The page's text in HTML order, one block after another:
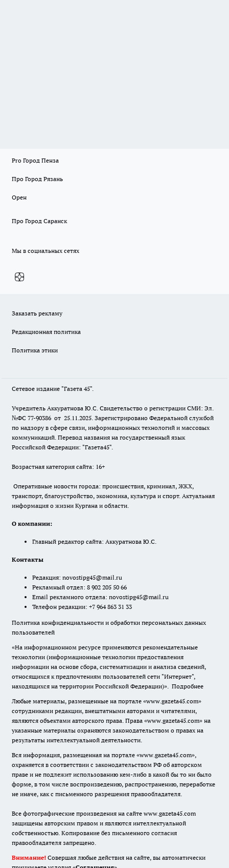
Pro Город Пенза
Про Город Рязань
Орен
Про Город Саранск
Мы в социальных сетях
Заказать рекламу
Редакционная политика
Политика этики
Сетевое издание "Газета 45".
Учредитель Аккуратнова Ю.С. Свидетельство о регистрации СМИ: Эл.
№ФС 77-90386 от 25.11.2025. Зарегистрировано Федеральной службой
по надзору в сфере связи, информационных технологий и массовых
коммуникаций. Перевод названия на государственный язык
Российской Федерации: "Газета45".
Возрастная категория сайта: 16+
Оперативные новости города: происшествия, криминал, ЖКХ,
транспорт, благоустройство, экономика, культура и спорт. Актуальная
информация о жизни Кургана и области.
О компании:
Главный редактор сайта: Аккуратнова Ю.С.
Контакты
Редакция: novostipg45@mail.ru
Рекламный отдел: 8 902 205 50 66
Email рекламного отдела: novostipg45@mail.ru
Телефон редакции: +7 964 863 31 33
Политика конфиденциальности и обработки персональных данных
пользователей
«На информационном ресурсе применяются рекомендательные
технологии (информационные технологии предоставления
информации на основе сбора, систематизации и анализа сведений,
относящихся к предпочтениям пользователей сети "Интернет",
находящихся на территории Российской Федерации)». Подробнее
Любые материалы, размещенные на портале «www.gazeta45.com»
сотрудниками редакции, внештатными авторами и читателями,
являются объектами авторского права. Права «www.gazeta45.com» на
указанные материалы охраняются законодательством о правах на
результаты интеллектуальной деятельности.
Вся информация, размещенная на портале «www.gazeta45.com»,
охраняется в соответствии с законодательством РФ об авторском
праве и не подлежит использованию кем-либо в какой бы то ни было
форме, в том числе воспроизведению, распространению, переработке
не иначе, как с письменного разрешения правообладателя.
Все фотографические произведения на сайте www.gazeta45.com
защищены авторским правом и являются интеллектуальной
собственностью. Копирование без письменного согласия
правообладателя запрещено.
Внимание! Совершая любые действия на сайте, вы автоматически